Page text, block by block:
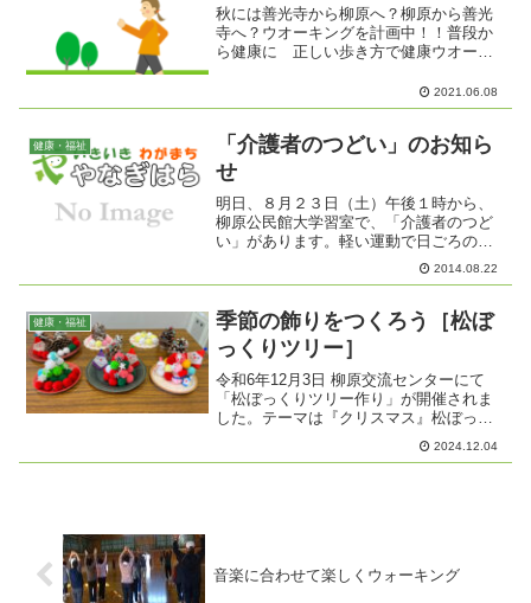
秋には善光寺から柳原へ？柳原から善光
寺へ？ウオーキングを計画中！！普段か
ら健康に 正しい歩き方で健康ウオーキ
みさんを講師にお迎えし、ウオーキング
の基礎を学び、正しい歩き方で健康ウオ
2021.06.08
健康・福祉
「介護者のつどい」のお知ら
せ
明日、８月２３日（土）午後１時から、
柳原公民館大学習室で、「介護者のつど
い」があります。軽い運動で日ごろの介
護の疲れを取り除きましょう。介護予防
担当、作業療法士の中西則行さんが指導
おいしいコーヒーとケーキ...
2014.08.22
健康・福祉
季節の飾りをつくろう［松ぼ
っくりツリー］
令和6年12月3日 柳原交流センターにて
「松ぼっくりツリー作り」が開催されま
した。テーマは『クリスマス』松ぼっく
りに飾り付けをしてツリーを作りまし
た。また、折り紙でサンタクロースを折
2024.12.04
音楽に合わせて楽しくウォーキング